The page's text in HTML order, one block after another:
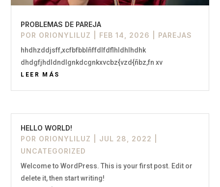
PROBLEMAS DE PAREJA
POR ORIONYLILUZ FEB 14, 2026 PAREJAS
hhdhzddjsff,xcfbfbblñffdlfdflhldhlhdhk
dhdgfjhdldndlgnkdcgnkxvcbz{vzd{ñbz,fn xv
LEER MÁS
HELLO WORLD!
POR ORIONYLILUZ JUL 28, 2022
UNCATEGORIZED
Welcome to WordPress. This is your first post. Edit or
delete it, then start writing!